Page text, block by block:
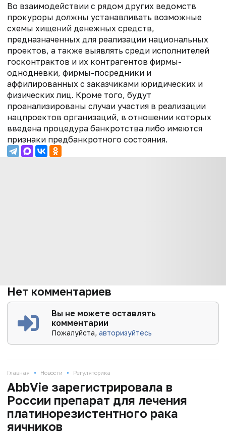
Во взаимодействии с рядом других ведомств
прокуроры должны устанавливать возможные
схемы хищений денежных средств,
предназначенных для реализации национальных
проектов, а также выявлять среди исполнителей
госконтрактов и их контрагентов фирмы-
однодневки, фирмы-посредники и
аффилированных с заказчиками юридических и
физических лиц. Кроме того, будут
проанализированы случаи участия в реализации
нацпроектов организаций, в отношении которых
введена процедура банкротства либо имеются
признаки предбанкротного состояния.
Нет комментариев
Вы не можете оставлять
комментарии
Пожалуйста,авторизуйтесь
Главная • Новости • Регуляторика
AbbVie зарегистрировала в
России препарат для лечения
платинорезистентного рака
яичников